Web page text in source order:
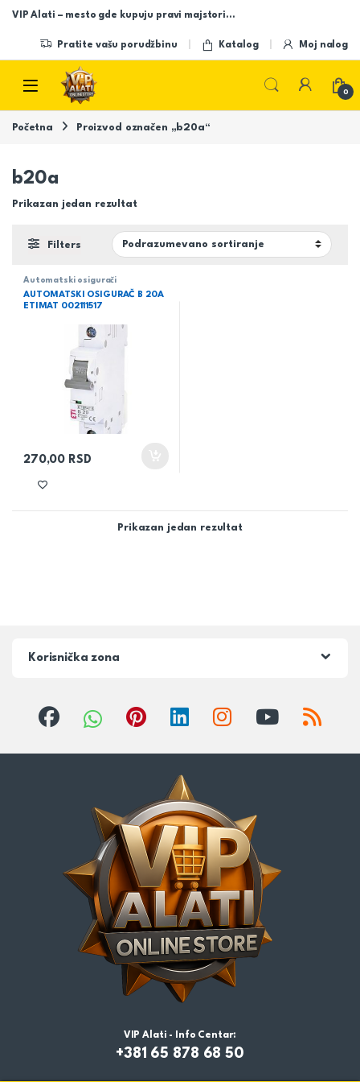
Skip to navigation
Skip to content
VIP Alati – mesto gde kupuju pravi majstori…
Pratite vašu porudžbinu Katalog Moj nalog
Open
0
Početna Proizvod označen „b20a“
b20a
Prikazan jedan rezultat
Filters
Automatski osigurači
AUTOMATSKI OSIGURAČ B 20A
ETIMAT 002111517
270,00 RSD
Prikazan jedan rezultat
Korisnička zona
VIP Alati - Info Centar:
+381 65 878 68 50